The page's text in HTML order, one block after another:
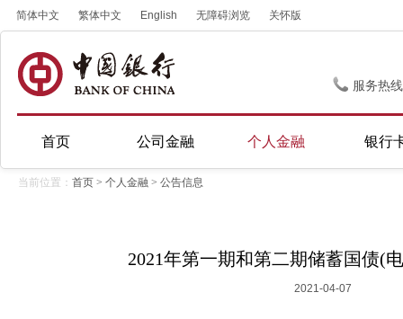
简体中文 繁体中文 English 无障碍浏览 关怀版
服务热
首页 公司金融 个人金融 银行
当前位置： 首页 > 个人金融 > 公告信息
2021年第一期和第二期储蓄国债(
2021-04-07